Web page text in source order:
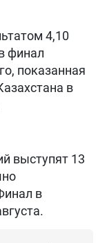
4,10
финал
показанная
в
выступят 13
в